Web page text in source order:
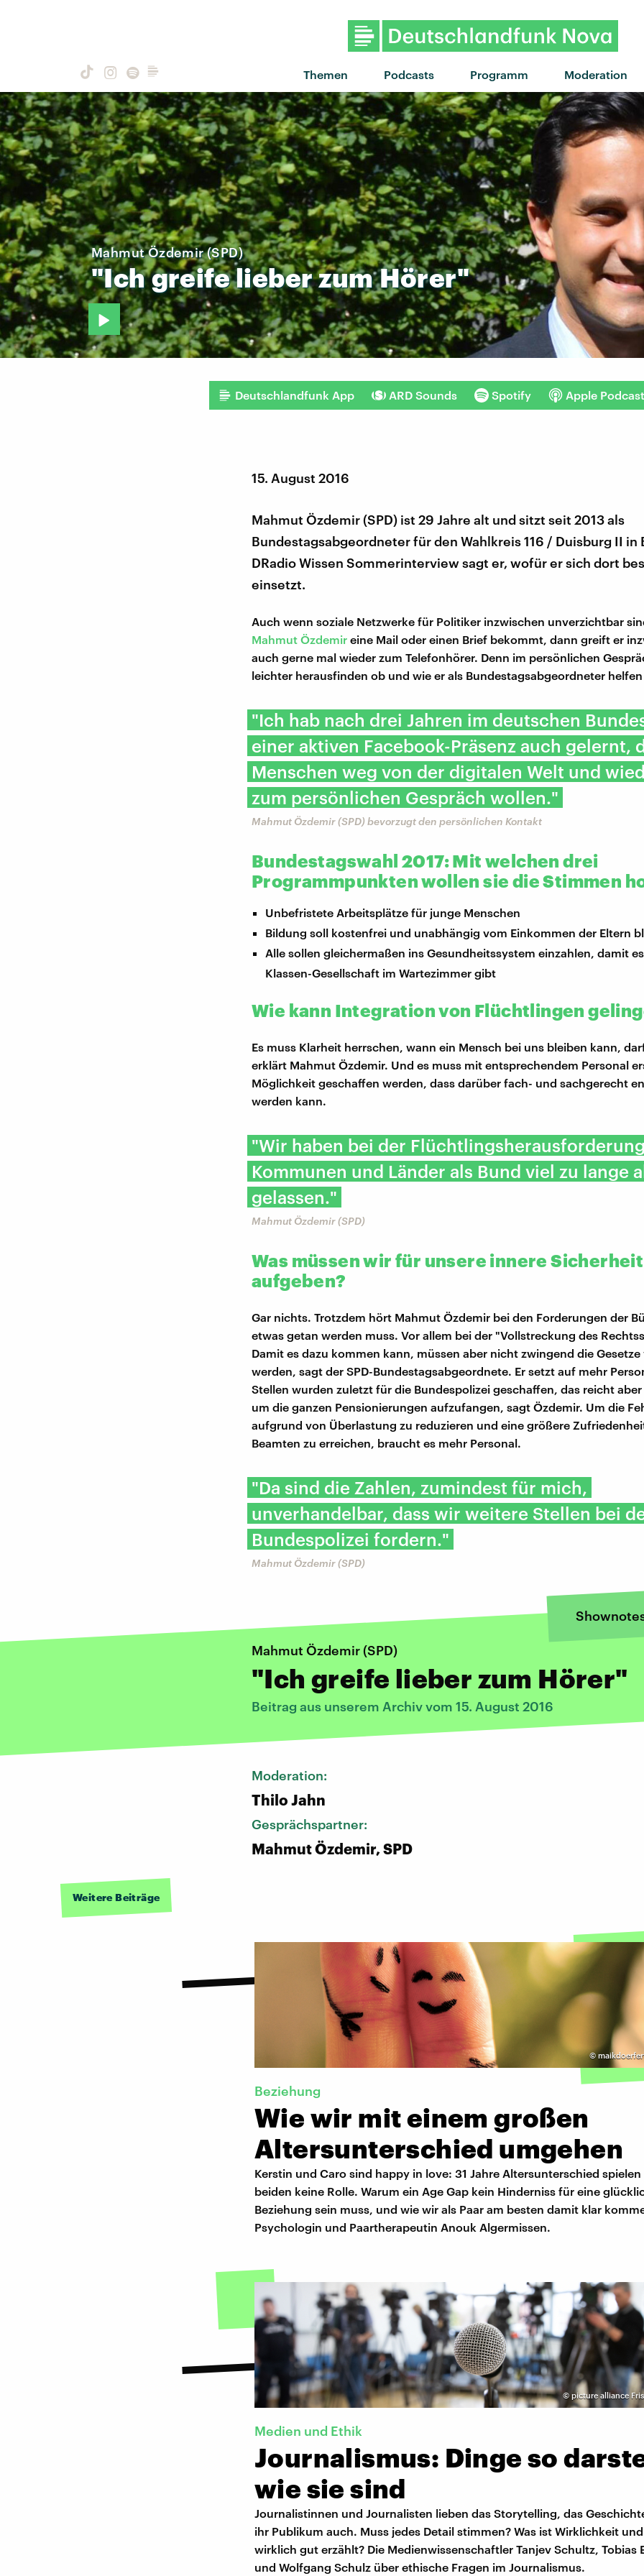
Themen Podcasts Programm Moderation
Mahmut Özdemir (SPD)
"IchgreifelieberzumHörer"
Deutschlandfunk App ARD Sounds Spotify Apple
15. August 2016
Mahmut Özdemir (SPD) ist 29 Jahre alt und sitzt seit 2013 als
Bundestagsabgeordneter für den Wahlkreis 116 / Duisburg II in
DRadio Wissen Sommerinterview sagt er, wofür er sich dort
einsetzt.
Auch wenn soziale Netzwerke für Politiker inzwischen unverzichtbar
Mahmut Özdemir eine Mail oder einen Brief bekommt, dann greift er
auch gerne mal wieder zum Telefonhörer. Denn im persönlichen
leichter herausfinden ob und wie er als Bundestagsabgeordneter
"Ich hab nach drei Jahren im deutschen
einer aktiven Facebook-Präsenz auch gelernt,
Menschen weg von der digitalen Welt und
zum persönlichen Gespräch wollen."
Mahmut Özdemir (SPD) bevorzugt den persönlichen Kontakt
Bundestagswahl 2017: Mit welchen drei
Programmpunkten wollen sie die Stimmen
Unbefristete Arbeitsplätze für junge Menschen
Bildung soll kostenfrei und unabhängig vom Einkommen der Eltern
Alle sollen gleichermaßen ins Gesundheitssystem einzahlen, damit
Klassen-Gesellschaft im Wartezimmer gibt
Wie kann Integration von Flüchtlingen
Es muss Klarheit herrschen, wann ein Mensch bei uns bleiben kann,
erklärt Mahmut Özdemir. Und es muss mit entsprechendem Personal
Möglichkeit geschaffen werden, dass darüber fach- und sachgerecht
werden kann.
"Wir haben bei der
Kommunen und Länder als Bund viel zu lange
gelassen."
Mahmut Özdemir (SPD)
Was müssen wir für unsere innere Sicherheit
aufgeben?
Gar nichts. Trotzdem hört Mahmut Özdemir bei den Forderungen der
etwas getan werden muss. Vor allem bei der "Vollstreckung des
Damit es dazu kommen kann, müssen aber nicht zwingend die
werden, sagt der SPD-Bundestagsabgeordnete. Er setzt auf mehr
Stellen wurden zuletzt für die Bundespolizei geschaffen, das reicht
um die ganzen Pensionierungen aufzufangen, sagt Özdemir. Um die
aufgrund von Überlastung zu reduzieren und eine größere
Beamten zu erreichen, braucht es mehr Personal.
"Da sind die Zahlen, zumindest für mich,
unverhandelbar, dass wir weitere Stellen bei
Bundespolizei fordern."
Mahmut Özdemir (SPD)
Mahmut Özdemir (SPD)
"Ich greife lieber zum Hörer"
Beitrag aus unserem Archiv vom 15. August 2016
Moderation:
Thilo Jahn
Gesprächspartner:
Mahmut Özdemir, SPD
Weitere Beiträge
©
Beziehung
Wie wir mit einem großen
Altersunterschied umgehen
Kerstin und Caro sind happy in love: 31 Jahre Altersunterschied
beiden keine Rolle. Warum ein Age Gap kein Hinderniss für eine
Beziehung sein muss, und wie wir als Paar am besten damit klar
Psychologin und Paartherapeutin Anouk Algermissen.
©picture alliance
Medien und Ethik
Journalismus: Dinge so
wie sie sind
Journalistinnen und Journalisten lieben das Storytelling, das
ihr Publikum auch. Muss jedes Detail stimmen? Was ist Wirklichkeit
wirklich gut erzählt? Die Medienwissenschaftler Tanjev Schultz, Tobias
und Wolfgang Schulz über ethische Fragen im Journalismus.